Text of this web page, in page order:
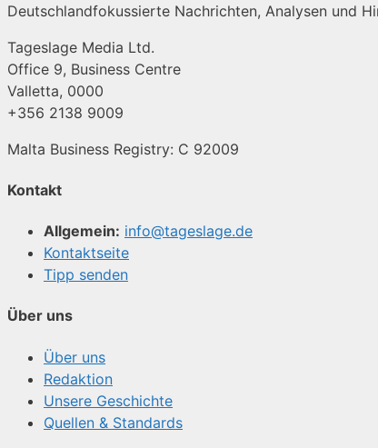
Deutschlandfokussierte Nachrichten, Analysen und
Tageslage Media Ltd.
Office 9, Business Centre
Valletta, 0000
+356 2138 9009
Malta Business Registry: C 92009
Kontakt
Allgemein: info@tageslage.de
Kontaktseite
Tipp senden
Über uns
Über uns
Redaktion
Unsere Geschichte
Quellen & Standards